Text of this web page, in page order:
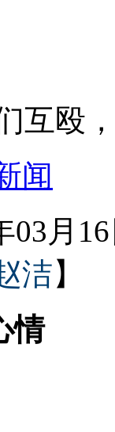
殴，
闻
03月
洁】
情